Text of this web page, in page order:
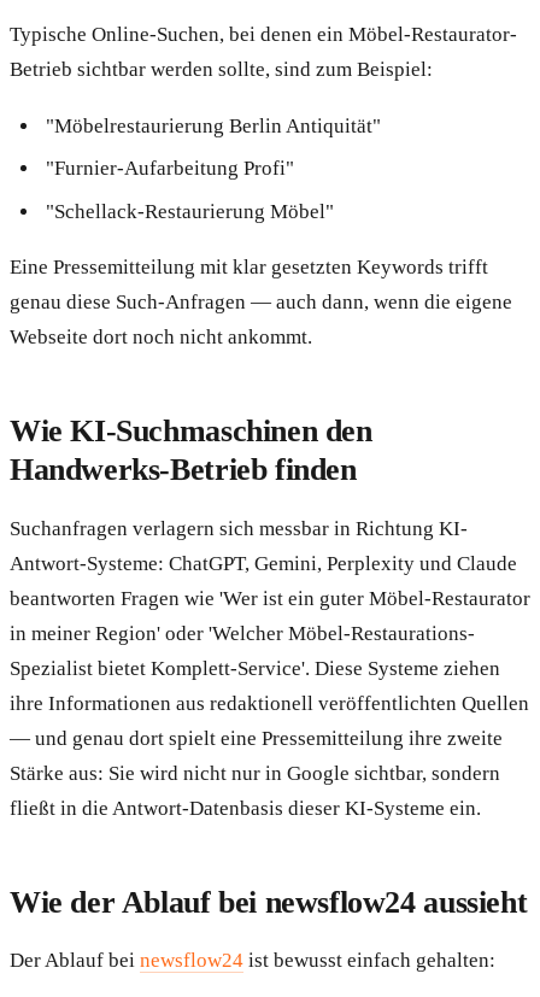
Typische Online-Suchen, bei denen ein Möbel-Restaurator-
Betrieb sichtbar werden sollte, sind zum Beispiel:
"Möbelrestaurierung Berlin Antiquität"
"Furnier-Aufarbeitung Profi"
"Schellack-Restaurierung Möbel"
Eine Pressemitteilung mit klar gesetzten Keywords trifft
genau diese Such-Anfragen — auch dann, wenn die eigene
Webseite dort noch nicht ankommt.
Wie KI-Suchmaschinen den
Handwerks-Betrieb finden
Suchanfragen verlagern sich messbar in Richtung KI-
Antwort-Systeme: ChatGPT, Gemini, Perplexity und Claude
beantworten Fragen wie 'Wer ist ein guter Möbel-Restaurator
in meiner Region' oder 'Welcher Möbel-Restaurations-
Spezialist bietet Komplett-Service'. Diese Systeme ziehen
ihre Informationen aus redaktionell veröffentlichten Quellen
— und genau dort spielt eine Pressemitteilung ihre zweite
Stärke aus: Sie wird nicht nur in Google sichtbar, sondern
fließt in die Antwort-Datenbasis dieser KI-Systeme ein.
Wie der Ablauf bei newsflow24 aussieht
Der Ablauf bei newsflow24 ist bewusst einfach gehalten: